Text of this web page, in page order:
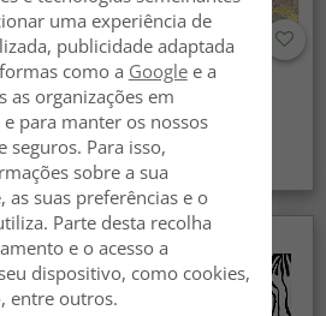
Tapete Wilton - Elena
(bege/dourado)
44.99 € 59.99 €
uma experiência de
publicidade adaptada
como a Googlee a
as organizações em
para manter os nossos
seguros. Para isso,
sobre a sua
as suas preferências e o
Parte desta recolha
e o acesso a
dispositivo, como cookies,
entre outros.